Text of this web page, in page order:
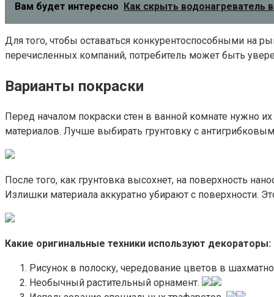
Вам будет интересно Как скрыть водонагреватель
Для того, чтобы оставаться конкурентоспособными на
перечисленных компаний, потребитель может быть
Варианты покраски
Перед началом покраски стен в ванной комнате нужно
материалов. Лучше выбирать грунтовку с
После того, как грунтовка высохнет, на поверхность
Излишки материала аккуратно убирают с поверхности.
Какие оригинальные техники используют декораторы:
Рисунок в полоску, чередование цветов в
Необычный растительный орнамент.